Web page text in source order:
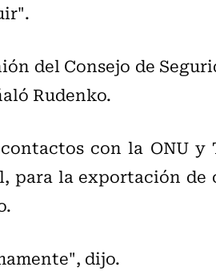
del Consejo de
Rudenko.
con la ONU y
para la exportación de
dijo.